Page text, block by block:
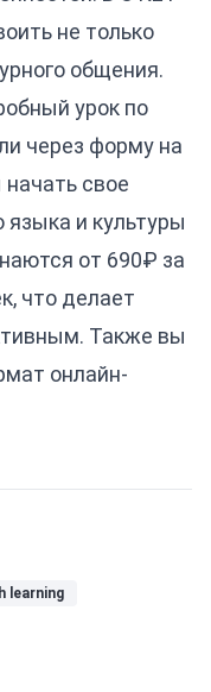
не только
общения.
урок по
через форму на
начать свое
языка и культуры
от 690₽ за
что делает
Также вы
онлайн-
learning